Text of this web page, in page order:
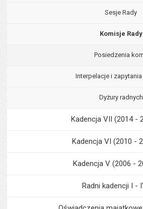
Sesje Rady
Komisje Rady
Posiedzenia
Interpelacje i
Dyżury radnych
Kadencja VII (2014 -
Kadencja VI (2010 -
Kadencja V (2006 -
Radni kadencji I -